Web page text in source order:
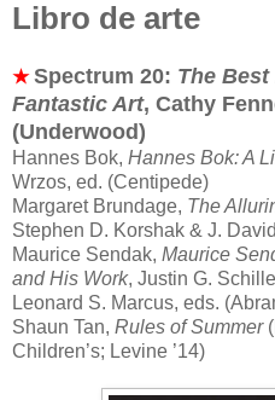
Libro de arte
★Spectrum 20: The
Fantastic Art, Cathy
(Underwood)
Hannes Bok, Hannes Bok: A
Wrzos, ed. (Centipede)
Margaret Brundage, The
Stephen D. Korshak & J.
Maurice Sendak, Maurice
and His Work, Justin G.
Leonard S. Marcus, eds.
Shaun Tan, Rules of Summer
Children’s; Levine ’14)